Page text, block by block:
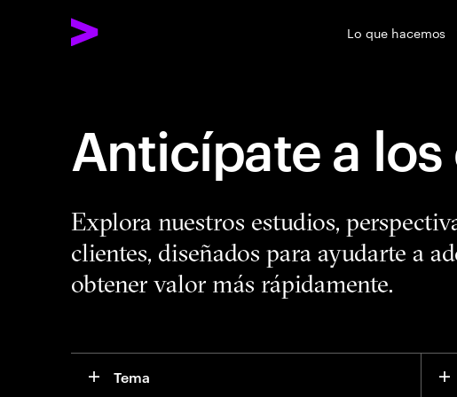
Lo que hacemos
Anticípate a
Explora nuestros estudios,
clientes, diseñados para ayudarte a
obtener valor más rápidamente.
Tema